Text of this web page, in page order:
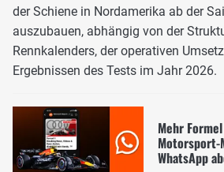
der Schiene in Nordamerika ab der
auszubauen, abhängig von der
Rennkalenders, der operativen
Ergebnissen des Tests im Jahr 2026.
Mehr
Motorsport-
WhatsApp